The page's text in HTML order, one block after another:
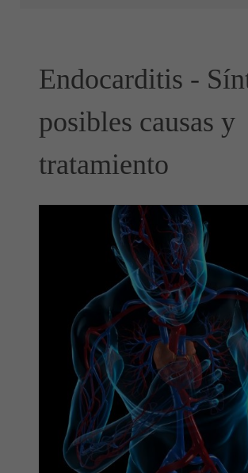
Endocarditis -
posibles causas y
tratamiento